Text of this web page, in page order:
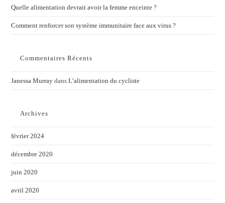
Quelle alimentation devrait avoir la femme enceinte ?
Comment renforcer son système immunitaire face aux virus ?
Commentaires Récents
Janessa Murray dansL’alimentation du cycliste
Archives
février 2024
décembre 2020
juin 2020
avril 2020